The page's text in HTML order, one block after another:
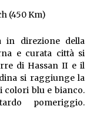
(450 Km)
in direzione della
e curata città si
di Hassan II e il
si raggiunge la
colori blu e bianco.
pomeriggio.